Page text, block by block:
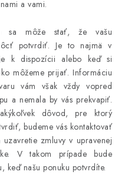
a vami.
sa môže stať, že vašu
potvrdiť. Je to najmä v
k dispozícii alebo keď si
môžeme prijať. Informáciu
vám však vždy vopred
a nemala by vás prekvapiť.
dôvod, pre ktorý
budeme vás kontaktovať
zmluvy v upravenej
V takom prípade bude
keď našu ponuku potvrdíte.